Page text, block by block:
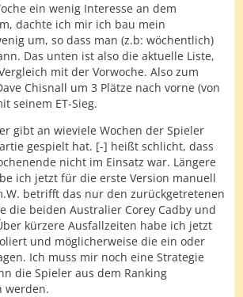
ein wenig Interesse an dem
dachte ich mir ich bau mein
um, so dass man (z.b: wöchentlich)
Das unten ist also die aktuelle Liste,
mit der Vorwoche. Also zum
Chisnall um 3 Plätze nach vorne (von
seinem ET-Sieg.
gibt an wieviele Wochen der Spieler
gespielt hat. [-] heißt schlicht, dass
nicht im Einsatz war. Längere
ich jetzt für die erste Version manuell
betrifft das nur den zurückgetretenen
die beiden Australier Corey Cadby und
kürzere Ausfallzeiten habe ich jetzt
und möglicherweise die ein oder
Ich muss mir noch eine Strategie
die Spieler aus dem Ranking
werden.